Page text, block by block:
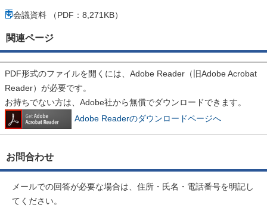
会議資料 （PDF：8,271KB）
関連ページ
PDF形式のファイルを開くには、Adobe Reader（旧Adobe Acrobat
Reader）が必要です。
お持ちでない方は、Adobe社から無償でダウンロードできます。
Adobe Readerのダウンロードページへ
お問合わせ
メールでの回答が必要な場合は、住所・氏名・電話番号を明記し
てください。